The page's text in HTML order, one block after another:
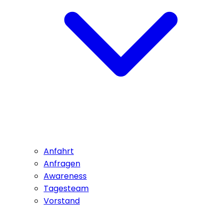
Anfahrt
Anfragen
Awareness
Tagesteam
Vorstand